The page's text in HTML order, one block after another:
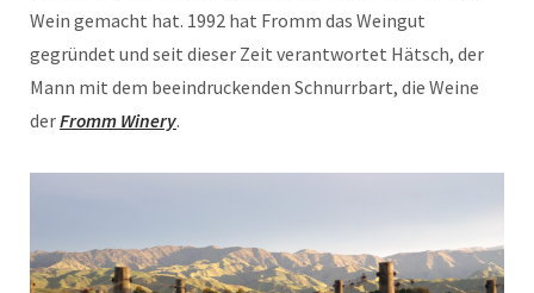
Wein gemacht hat. 1992 hat Fromm das Weingut
gegründet und seit dieser Zeit verantwortet Hätsch, der
Mann mit dem beeindruckenden Schnurrbart, die Weine
derFromm Winery.